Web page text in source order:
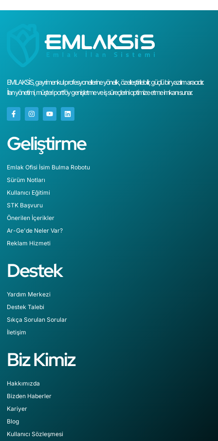
EMLAKSİS, gayrimenkul profesyonellerine yönelik, özelleştirilebilir, güçlü bir yazılım aracıdır.
İlan yönetimi, müşteri portföy genişletme ve iş süreçlerini optimize etme imkanı sunar.
Geliştirme
Emlak Ofisi İsim Bulma Robotu
Sürüm Notları
Kullanıcı Eğitimi
STK Başvuru
Önerilen İçerikler
Ar-Ge'de Neler Var?
Reklam Hizmeti
Destek
Yardım Merkezi
Destek Talebi
Sıkça Sorulan Sorular
İletişim
Biz Kimiz
Hakkımızda
Bizden Haberler
Kariyer
Blog
Kullanıcı Sözleşmesi